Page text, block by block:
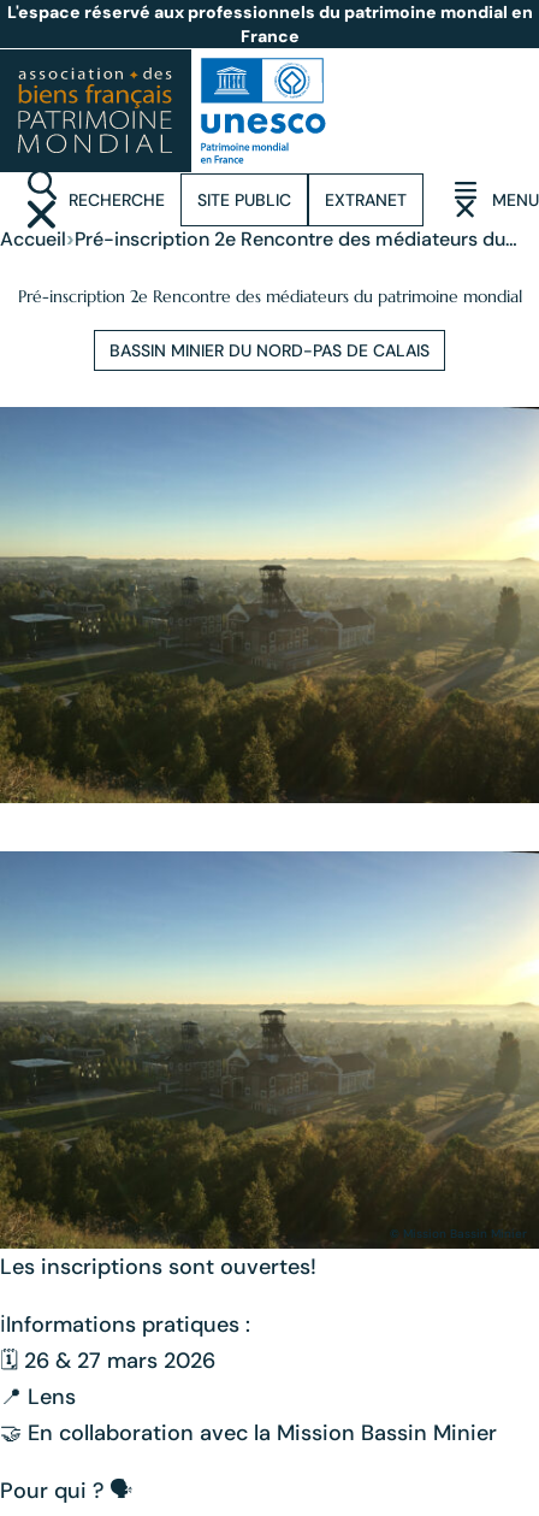
L'espace réservé aux professionnels du patrimoine mondial en
France
RECHERCHE
(OUVRIR LA RECHERCHE)SITE PUBLIC EXTRANET MENU
(OUVRIR LE
Accueil›Pré-inscription 2e Rencontre des médiateurs du
Pré-inscription 2e Rencontre des médiateurs du patrimoine mondial
BASSIN MINIER DU NORD-PAS DE CALAIS
© Mission Bassin Minier
Les inscriptions sont ouvertes!
ℹ️Informations pratiques :
🗓️ 26 & 27 mars 2026
📍 Lens
🤝 En collaboration avec la Mission Bassin Minier
Pour qui ? 🗣️